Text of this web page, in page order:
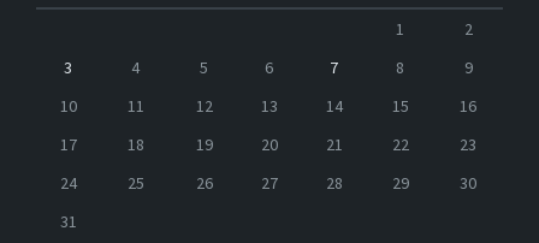
1
2
3
4 5 6 7 8
9
10
11 12 13 14 15
16
17
18 19 20 21 22
23
24
25 26 27 28 29
30
31